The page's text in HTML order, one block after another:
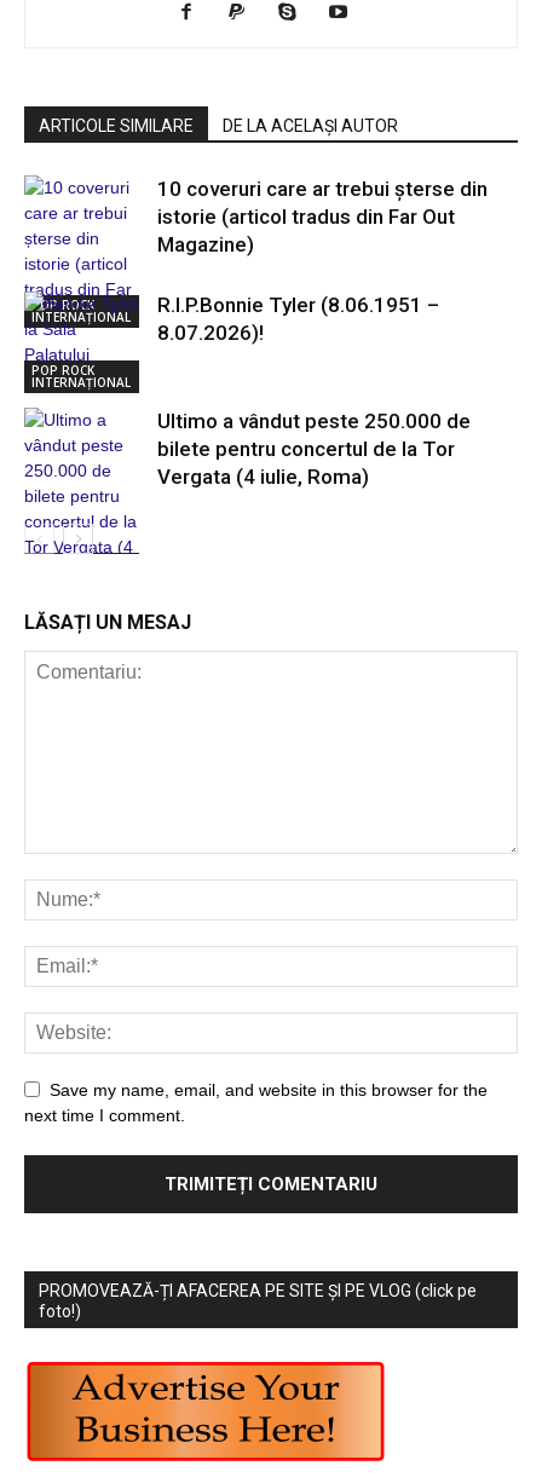
ARTICOLE SIMILARE DE LA ACELAȘI AUTOR
POP ROCK
INTERNAȚIONAL
10 coveruri care ar trebui șterse din
istorie (articol tradus din Far Out
Magazine)
POP ROCK
INTERNAȚIONAL
R.I.P.Bonnie Tyler (8.06.1951 –
8.07.2026)!
Ultimo a vândut peste 250.000 de
bilete pentru concertul de la Tor
Vergata (4 iulie, Roma)
LĂSAȚI UN MESAJ
Save my name, email, and website in this browser for the
next time I comment.
PROMOVEAZĂ-ȚI AFACEREA PE SITE ȘI PE VLOG (click pe
foto!)